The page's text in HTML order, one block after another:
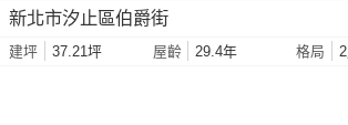
新北市汐止區伯爵街
建坪 37.21坪 屋齡 29.4年 格局